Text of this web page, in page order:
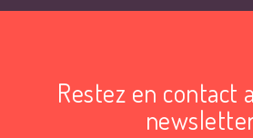
Restez en contact